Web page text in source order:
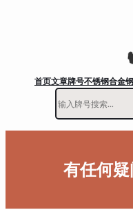
首页文章牌号不锈钢合金钢
有任何